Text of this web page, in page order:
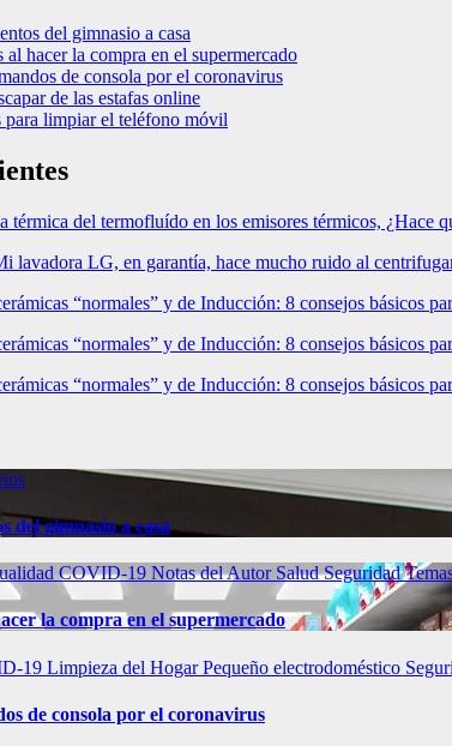
del gimnasio a casa
hacer la compra en el supermercado
de consola por el coronavirus
de las estafas online
para limpiar el teléfono móvil
térmica del termofluído en los emisores térmicos, ¿Hace
lavadora LG, en garantía, hace mucho ruido al
“normales” y de Inducción: 8 consejos básicos
“normales” y de Inducción: 8 consejos básicos
“normales” y de Inducción: 8 consejos básicos
del gimnasio a casa
COVID-19 Notas del Autor SaludSeguridad
la compra en el supermercado
19 Limpieza del HogarPequeño electrodoméstico
de consola por el coronavirus